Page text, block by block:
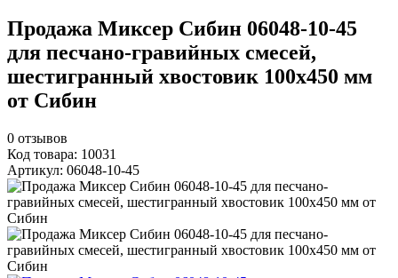
Продажа Миксер Сибин 06048-10-45
для песчано-гравийных смесей,
шестигранный хвостовик 100х450 мм
от Сибин
0 отзывов
Код товара: 10031
Артикул: 06048-10-45